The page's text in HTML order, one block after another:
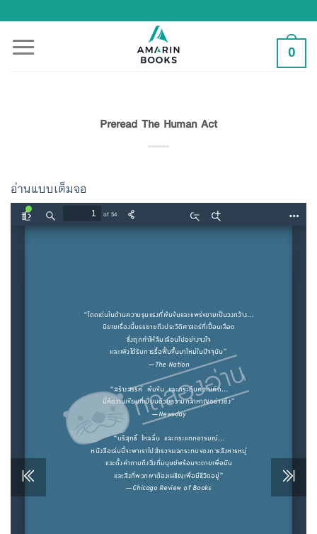
to
content
0
Preread The Human Act
อ่านแบบเต็มจอ